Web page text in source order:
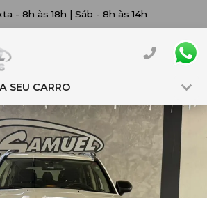
- 8h às 18h | Sáb - 8h às 14h
SEU CARRO